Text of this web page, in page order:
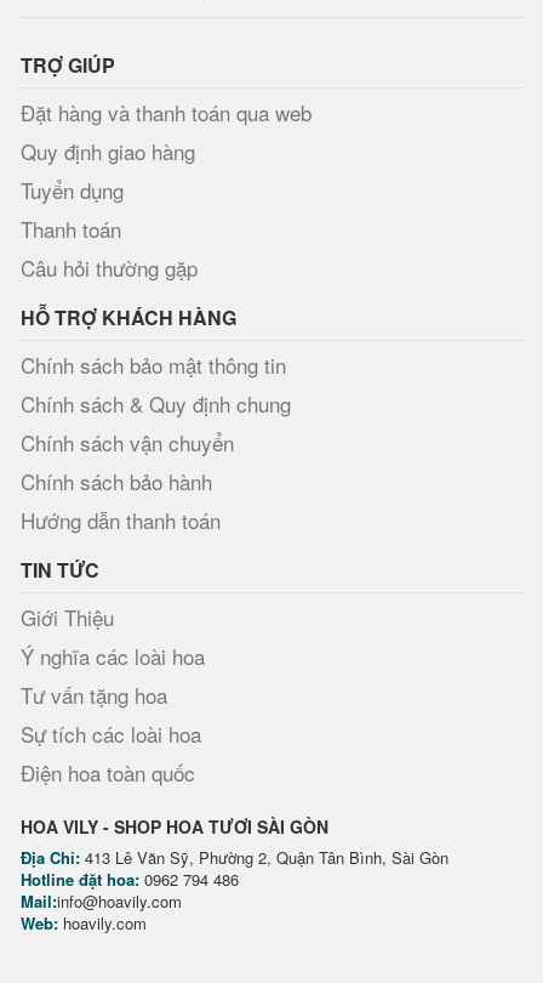
TRỢ GIÚP
Đặt hàng và thanh toán qua web
Quy định giao hàng
Tuyển dụng
Thanh toán
Câu hỏi thường gặp
HỖ TRỢ KHÁCH HÀNG
Chính sách bảo mật thông tin
Chính sách & Quy định chung
Chính sách vận chuyển
Chính sách bảo hành
Hướng dẫn thanh toán
TIN TỨC
Giới Thiệu
Ý nghĩa các loài hoa
Tư vấn tặng hoa
Sự tích các loài hoa
Điện hoa toàn quốc
HOA VILY - SHOP HOA TƯƠI SÀI GÒN
Địa Chỉ: 413 Lê Văn Sỹ, Phường 2, Quận Tân Bình, Sài Gòn
Hotline đặt hoa: 0962 794 486
Mail:info@hoavily.com
Web: hoavily.com